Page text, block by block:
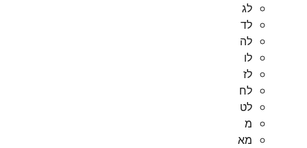
לג
לד
לה
לו
לז
לח
לט
מ
מא